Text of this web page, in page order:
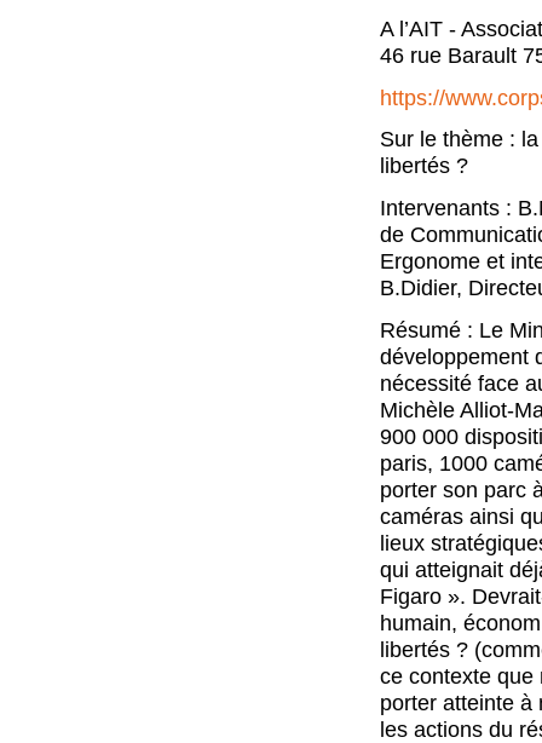
A l’AIT -
46 rue Barault
https://
Sur le thème :
libertés ?
Intervenants :
de
Ergonome et
B.Didier,
Résumé : Le
développement
nécessité face
Michèle Alliot-
900 000
paris, 1000
porter son parc
caméras ainsi
lieux
qui atteignait
Figaro ».
humain,
libertés ?
ce contexte que
porter atteinte à
les actions du